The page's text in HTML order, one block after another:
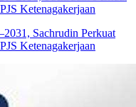
Sachrudin Perkuat
Ketenagakerjaan